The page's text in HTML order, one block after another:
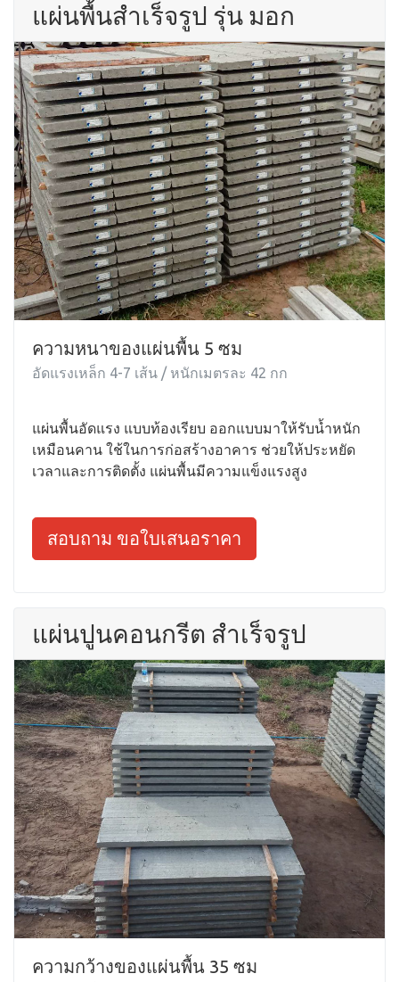
แผ่นพื้นสำเร็จรูป รุ่น มอก
ความหนาของแผ่นพื้น 5 ซม
อัดแรงเหล็ก 4-7 เส้น / หนักเมตรละ 42 กก
แผ่นพื้นอัดแรง แบบท้องเรียบ ออกแบบมาให้รับน้ำหนัก
เหมือนคาน ใช้ในการก่อสร้างอาคาร ช่วยให้ประหยัด
เวลาและการติดตั้ง แผ่นพื้นมีความแข็งแรงสูง
สอบถาม ขอใบเสนอราคา
แผ่นปูนคอนกรีต สำเร็จรูป
ความกว้างของแผ่นพื้น 35 ซม